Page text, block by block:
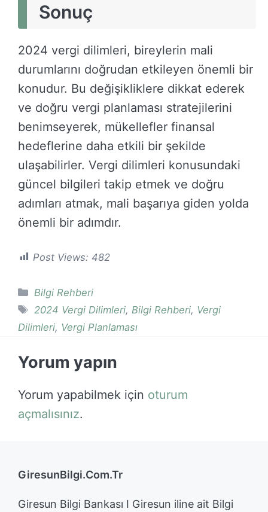
Sonuç
2024 vergi dilimleri, bireylerin mali
durumlarını doğrudan etkileyen önemli bir
konudur. Bu değişikliklere dikkat ederek
ve doğru vergi planlaması stratejilerini
benimseyerek, mükellefler finansal
hedeflerine daha etkili bir şekilde
ulaşabilirler. Vergi dilimleri konusundaki
güncel bilgileri takip etmek ve doğru
adımları atmak, mali başarıya giden yolda
önemli bir adımdır.
Post Views: 482
Kategoriler
Bilgi Rehberi
Etiketler
2024 Vergi Dilimleri, Bilgi Rehberi, Vergi
Dilimleri, Vergi Planlaması
Yorum yapın
Yorum yapabilmek için oturum
açmalısınız.
GiresunBilgi.Com.Tr
Giresun Bilgi Bankası I Giresun iline ait Bilgi